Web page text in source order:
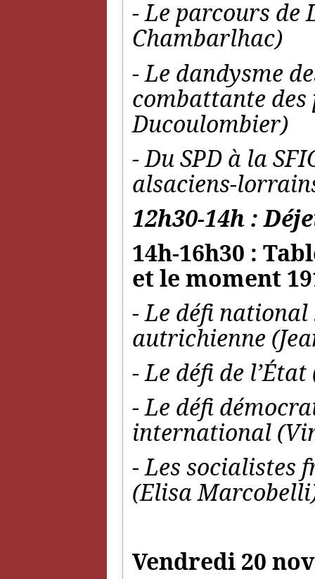
- Le parcours de
Chambarlhac)
- Le dandysme
combattante
Ducoulombier)
- Du SPD à la
alsaciens-
12h30-14h :
14h-16h30 :
et le moment
- Le défi
autrichienne
- Le défi de
- Le défi
international
- Les socialistes
(Elisa
Vendredi 20